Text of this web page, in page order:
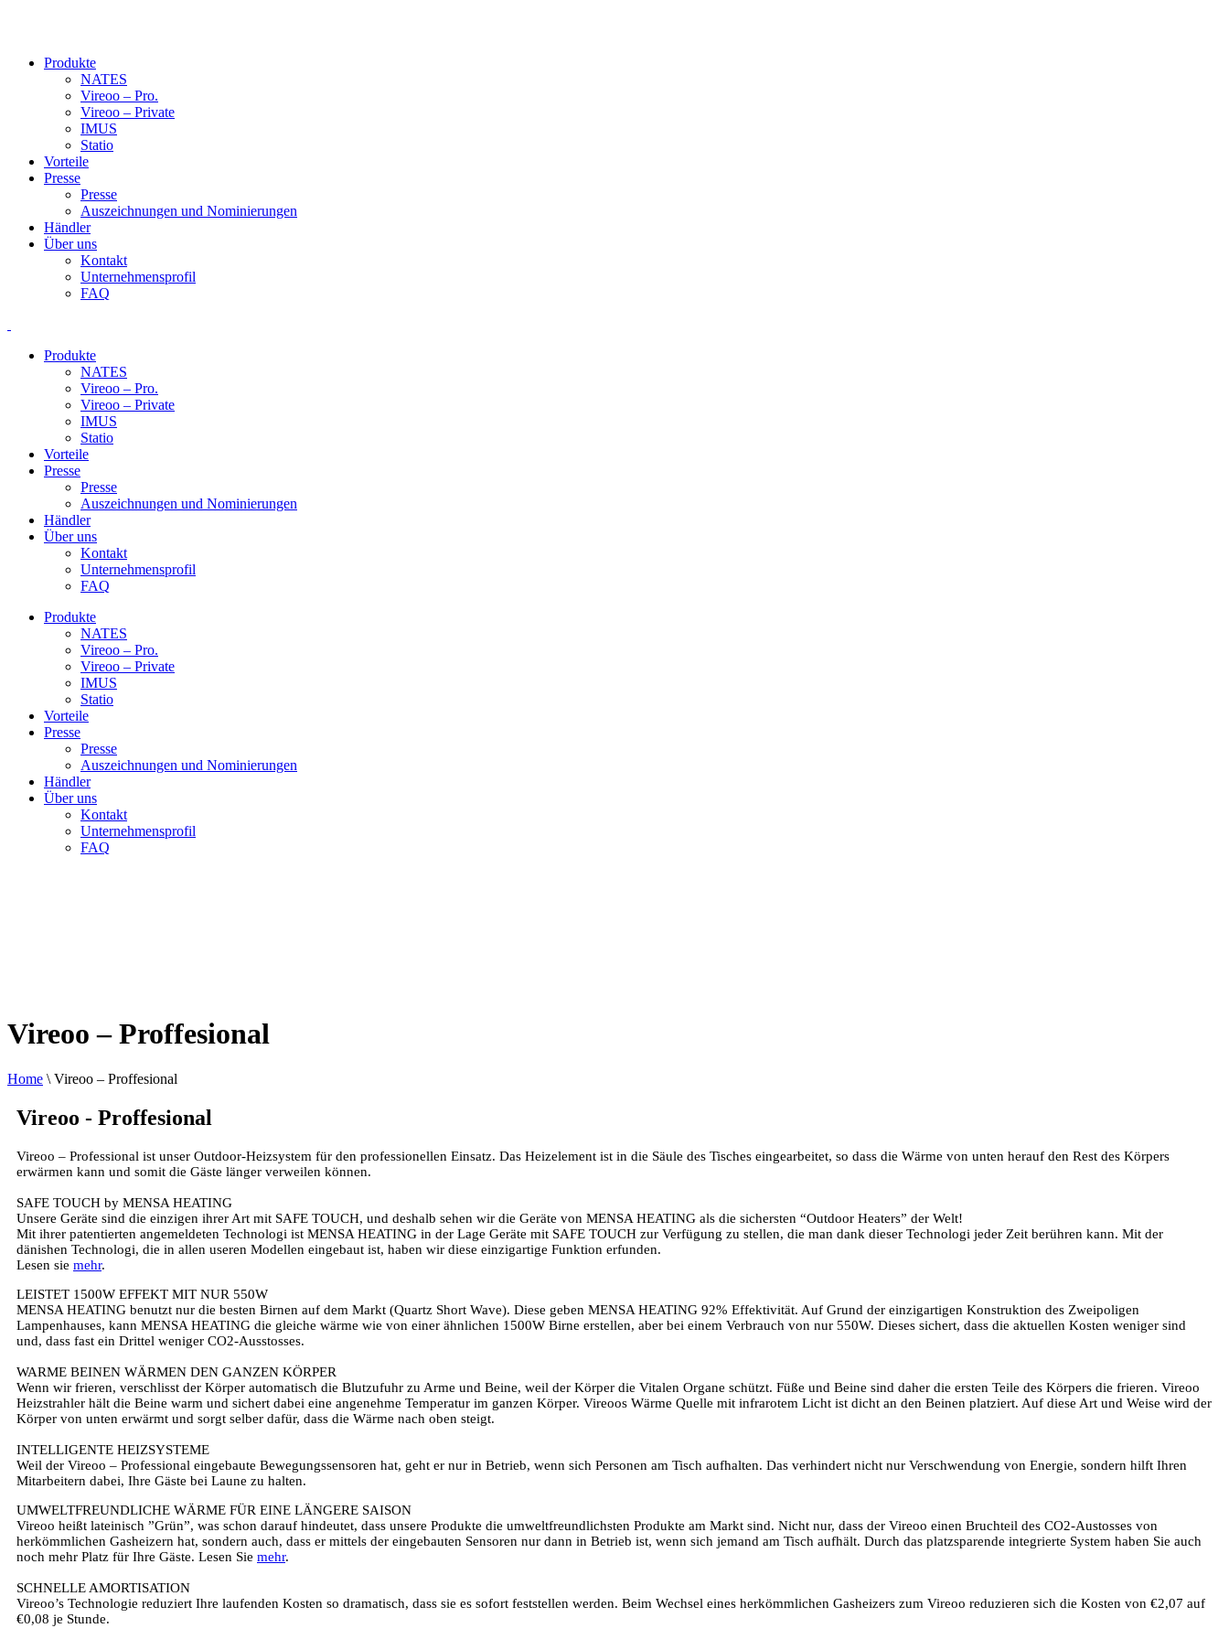
Produkte
NATES
Vireoo – Pro.
Vireoo – Private
IMUS
Statio
Vorteile
Presse
Presse
Auszeichnungen und Nominierungen
Händler
Über uns
Kontakt
Unternehmensprofil
FAQ
Produkte
NATES
Vireoo – Pro.
Vireoo – Private
IMUS
Statio
Vorteile
Presse
Presse
Auszeichnungen und Nominierungen
Händler
Über uns
Kontakt
Unternehmensprofil
FAQ
Produkte
NATES
Vireoo – Pro.
Vireoo – Private
IMUS
Statio
Vorteile
Presse
Presse
Auszeichnungen und Nominierungen
Händler
Über uns
Kontakt
Unternehmensprofil
FAQ
Vireoo – Proffesional
Home \ Vireoo – Proffesional
Vireoo - Proffesional
Vireoo – Professional ist unser Outdoor-Heizsystem für den professionellen Einsatz. Das Heizelement ist in die Säule des Tisches eingearbeitet, so dass die Wärme von unten herauf den Rest des Körpers
erwärmen kann und somit die Gäste länger verweilen können.
SAFE TOUCH by MENSA HEATING
Unsere Geräte sind die einzigen ihrer Art mit SAFE TOUCH, und deshalb sehen wir die Geräte von MENSA HEATING als die sichersten “Outdoor Heaters” der Welt!
Mit ihrer patentierten angemeldeten Technologi ist MENSA HEATING in der Lage Geräte mit SAFE TOUCH zur Verfügung zu stellen, die man dank dieser Technologi jeder Zeit berühren kann. Mit der
dänishen Technologi, die in allen useren Modellen eingebaut ist, haben wir diese einzigartige Funktion erfunden.
Lesen sie mehr.
LEISTET 1500W EFFEKT MIT NUR 550W
MENSA HEATING benutzt nur die besten Birnen auf dem Markt (Quartz Short Wave). Diese geben MENSA HEATING 92% Effektivität. Auf Grund der einzigartigen Konstruktion des Zweipoligen
Lampenhauses, kann MENSA HEATING die gleiche wärme wie von einer ähnlichen 1500W Birne erstellen, aber bei einem Verbrauch von nur 550W. Dieses sichert, dass die aktuellen Kosten weniger sind
und, dass fast ein Drittel weniger CO2-Ausstosses.
WARME BEINEN WÄRMEN DEN GANZEN KÖRPER
Wenn wir frieren, verschlisst der Körper automatisch die Blutzufuhr zu Arme und Beine, weil der Körper die Vitalen Organe schützt. Füße und Beine sind daher die ersten Teile des Körpers die frieren. Vireoo
Heizstrahler hält die Beine warm und sichert dabei eine angenehme Temperatur im ganzen Körper. Vireoos Wärme Quelle mit infrarotem Licht ist dicht an den Beinen platziert. Auf diese Art und Weise wird der
Körper von unten erwärmt und sorgt selber dafür, dass die Wärme nach oben steigt.
INTELLIGENTE HEIZSYSTEME
Weil der Vireoo – Professional eingebaute Bewegungssensoren hat, geht er nur in Betrieb, wenn sich Personen am Tisch aufhalten. Das verhindert nicht nur Verschwendung von Energie, sondern hilft Ihren
Mitarbeitern dabei, Ihre Gäste bei Laune zu halten.
UMWELTFREUNDLICHE WÄRME FÜR EINE LÄNGERE SAISON
Vireoo heißt lateinisch ”Grün”, was schon darauf hindeutet, dass unsere Produkte die umweltfreundlichsten Produkte am Markt sind. Nicht nur, dass der Vireoo einen Bruchteil des CO2-Austosses von
herkömmlichen Gasheizern hat, sondern auch, dass er mittels der eingebauten Sensoren nur dann in Betrieb ist, wenn sich jemand am Tisch aufhält. Durch das platzsparende integrierte System haben Sie auch
noch mehr Platz für Ihre Gäste. Lesen Sie mehr.
SCHNELLE AMORTISATION
Vireoo’s Technologie reduziert Ihre laufenden Kosten so dramatisch, dass sie es sofort feststellen werden. Beim Wechsel eines herkömmlichen Gasheizers zum Vireoo reduzieren sich die Kosten von €2,07 auf
€0,08 je Stunde.